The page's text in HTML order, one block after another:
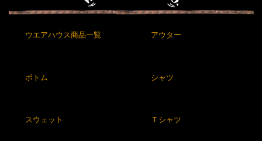
ウエアハウス商品一覧 アウター
ボトム シャツ
スウェット Ｔシャツ